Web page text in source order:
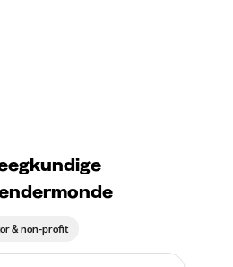
& non-profit